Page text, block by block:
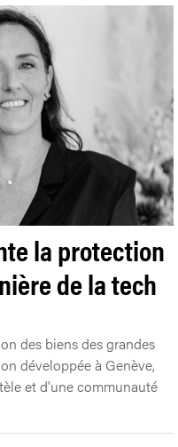
la protection
de la tech
des biens des grandes
développée à Genève,
et d'une communauté